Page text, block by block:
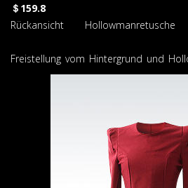
＄159.8
Rückansicht Hollowmanretusche
Freistellung vom Hintergrund und